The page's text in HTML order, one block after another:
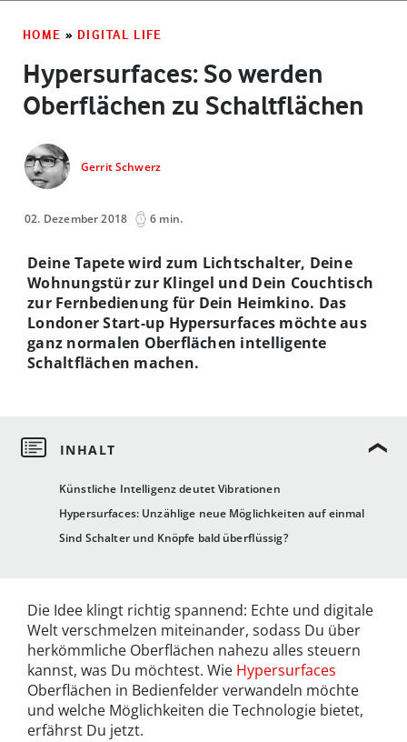
HOME » DIGITAL LIFE
Hypersurfaces: So werden
Oberflächen zu Schaltflächen
Gerrit Schwerz
02. Dezember 2018 6 min.
Künstliche Intelligenz deutet Vibrationen
Hypersurfaces: Unzählige neue Möglichkeiten auf einmal
Sind Schalter und Knöpfe bald überflüssig?
Deine Tapete wird zum Lichtschalter, Deine
Wohnungstür zur Klingel und Dein Couchtisch
zur Fernbedienung für Dein Heimkino. Das
Londoner Start-up Hypersurfaces möchte aus
ganz normalen Oberflächen intelligente
Schaltflächen machen.
Die Idee klingt richtig spannend: Echte und digitale
Welt verschmelzen miteinander, sodass Du über
herkömmliche Oberflächen nahezu alles steuern
kannst, was Du möchtest. Wie Hypersurfaces
Oberflächen in Bedienfelder verwandeln möchte
und welche Möglichkeiten die Technologie bietet,
erfährst Du jetzt.